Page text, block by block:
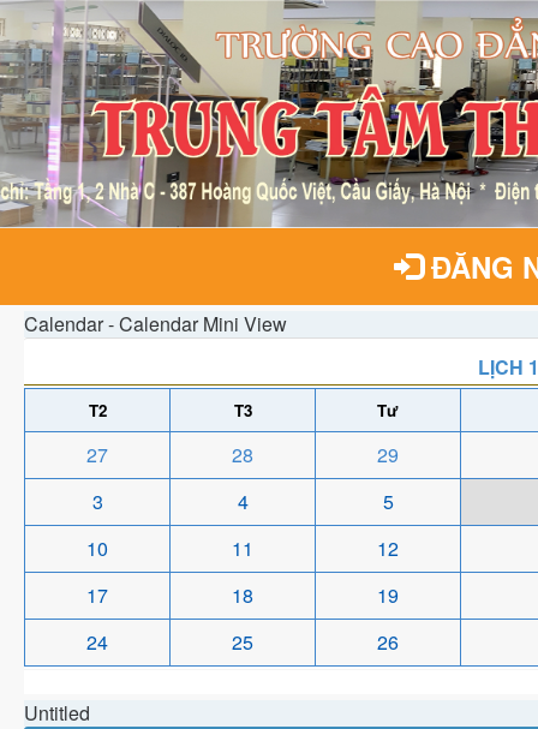
ĐĂNG
Calendar - Calendar Mini View
LỊCH
T2 T3 Tư
27 28
29
3
4
5
10
11
12
17
18
19
24
25 26
Untitled